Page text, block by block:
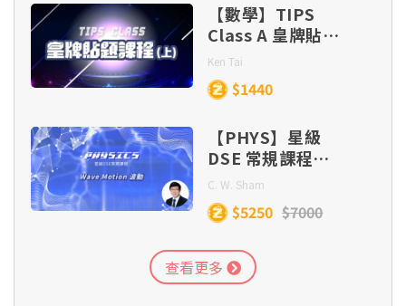
【數學】TIPS
Class A 皇牌貼題
課程 (目標
Lv.5/5*/5**)
Ken Tai
$1440
【PHYS】星級
DSE 常規課程
(Section C) –
Wave Motion
C. W. Sham
$5250 $7000
查看更多